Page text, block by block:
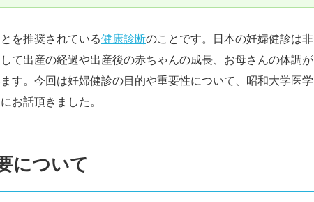
を推奨されている健康診断のことです。日本の妊婦健診は非
て出産の経過や出産後の赤ちゃんの成長、お母さんの体調が
す。今回は妊婦健診の目的や重要性について、昭和大学医学
お話頂きました。
について